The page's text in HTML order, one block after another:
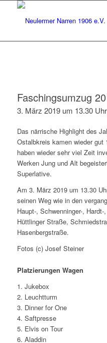
Faschingsumzug
3. März 2019 um 13.30 Uhr
Das närrische Highlight des
Ostalbkreis kamen wieder gut
haben wieder sehr viel Zeit
Werken Jung und Alt
Superlative.
Am 3. März 2019 um 13.30
seinen Weg wie in den
Haupt-, Schwenninger-,
Hüttlinger Straße,
Hasenbergstraße.
Fotos (c) Josef Steiner
Platzierungen Wagen
1. Jukebox
2. Leuchtturm
3. Dinner for One
4. Saftpresse
5. Elvis on Tour
6. Aladdin